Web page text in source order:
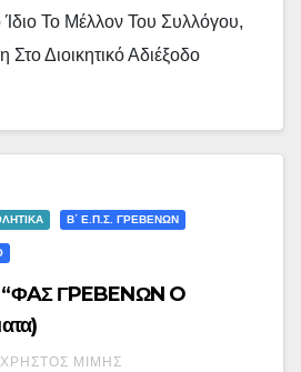
Ίδιο Το Μέλλον Του Συλλόγου,
Στο Διοικητικό Αδιέξοδο
Β΄ Ε.Π.Σ. ΓΡΕΒΕΝΏΝ
ΓPEBENΩN O
ΧΡΉΣΤΟΣ ΜΊΜΗΣ